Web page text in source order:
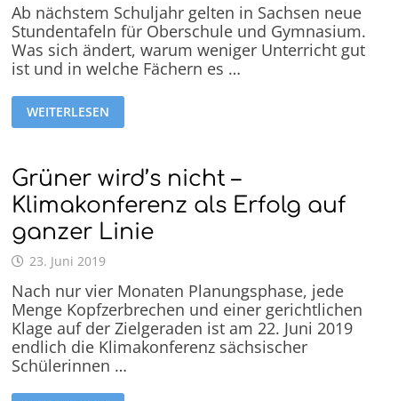
Ab nächstem Schuljahr gelten in Sachsen neue
Stundentafeln für Oberschule und Gymnasium.
Was sich ändert, warum weniger Unterricht gut
ist und in welche Fächern es …
WEITERLESEN
Grüner wird’s nicht –
Klimakonferenz als Erfolg auf
ganzer Linie
23. Juni 2019
Nach nur vier Monaten Planungsphase, jede
Menge Kopfzerbrechen und einer gerichtlichen
Klage auf der Zielgeraden ist am 22. Juni 2019
endlich die Klimakonferenz sächsischer
Schülerinnen …